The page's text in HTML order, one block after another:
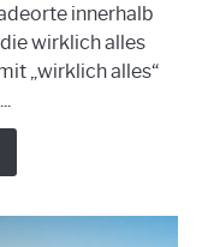
innerhalb
wirklich alles
„wirklich alles“